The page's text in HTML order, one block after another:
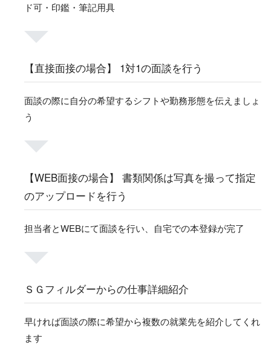
ド可・印鑑・筆記用具
【直接面接の場合】 1対1の面談を行う
面談の際に自分の希望するシフトや勤務形態を伝えましょ
う
【WEB面接の場合】 書類関係は写真を撮って指定
のアップロードを行う
担当者とWEBにて面談を行い、自宅での本登録が完了
ＳＧフィルダーからの仕事詳細紹介
早ければ面談の際に希望から複数の就業先を紹介してくれ
ます